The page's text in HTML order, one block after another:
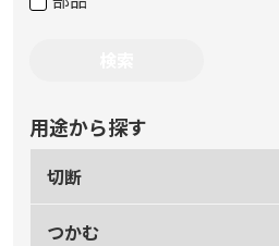
用途から探す
切断
つかむ